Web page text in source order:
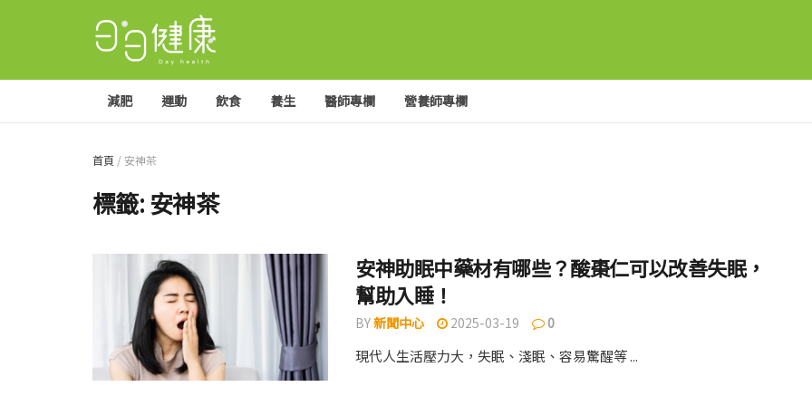
減肥 運動 飲食 養生 醫師專欄 營養師專欄
首頁 / 安神茶
標籤: 安神茶
安神助眠中藥材有哪些？酸棗仁可以改善失眠，
幫助入睡！
BY新聞中心 2025-03-19 0
現代人生活壓力大，失眠、淺眠、容易驚醒等 ...